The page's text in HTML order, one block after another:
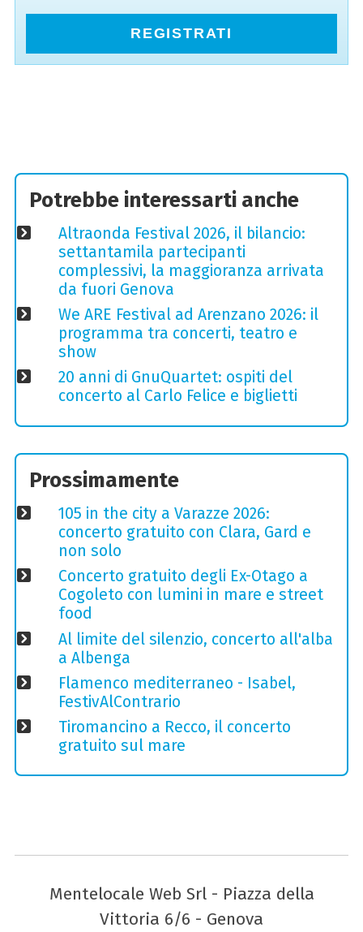
REGISTRATI
Potrebbe interessarti anche
Altraonda Festival 2026, il bilancio:
settantamila partecipanti
complessivi, la maggioranza arrivata
da fuori Genova
We ARE Festival ad Arenzano 2026: il
programma tra concerti, teatro e
show
20 anni di GnuQuartet: ospiti del
concerto al Carlo Felice e biglietti
Prossimamente
105 in the city a Varazze 2026:
concerto gratuito con Clara, Gard e
non solo
Concerto gratuito degli Ex-Otago a
Cogoleto con lumini in mare e street
food
Al limite del silenzio, concerto all'alba
a Albenga
Flamenco mediterraneo - Isabel,
FestivAlContrario
Tiromancino a Recco, il concerto
gratuito sul mare
Mentelocale Web Srl - Piazza della
Vittoria 6/6 - Genova